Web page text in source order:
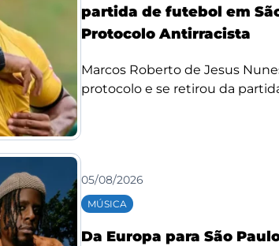
partida de futebol em
Protocolo Antirracista
Marcos Roberto de Jesus
protocolo e se retirou da
05/08/2026
MÚSICA
Da Europa para São